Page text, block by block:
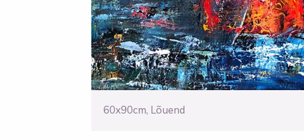
60x90cm, Lõuend